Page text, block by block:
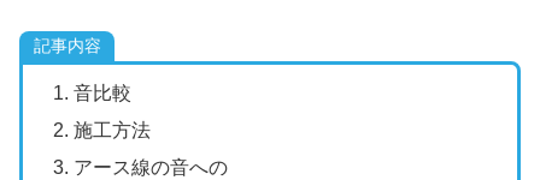
記事内容
音比較
施工方法
アース線の音への